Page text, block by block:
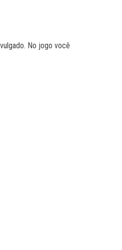
No jogo você